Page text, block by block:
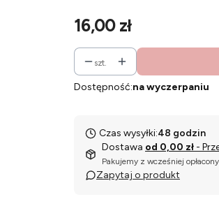
Cena
16,00 zł
szt.
Dostępność:na wyczerpaniu
Czas wysyłki:48 godzin
Dostawa od 0,00 zł -
Pakujemy z wcześniej
Zapytaj o produkt